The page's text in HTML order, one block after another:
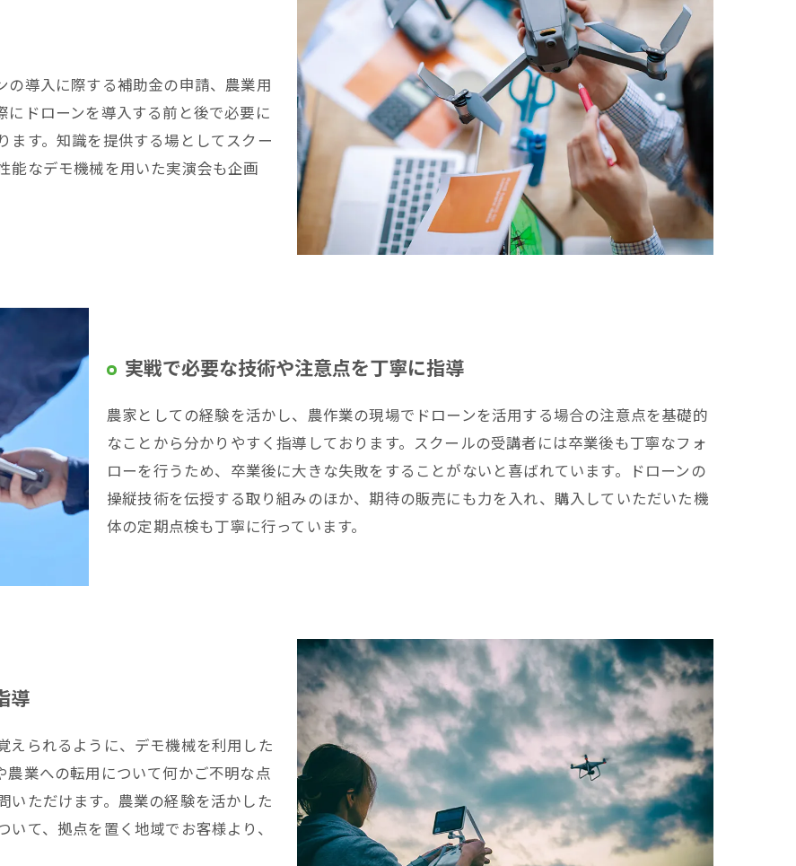
の導入に際する補助金の申請、農業用
にドローンを導入する前と後で必要に
ます。知識を提供する場としてスクー
能なデモ機械を用いた実演会も企画
実戦で必要な技術や注意点を丁寧に指導
農家としての経験を活かし、農作業の現場でドローンを活用する場合の注意点を基礎的
なことから分かりやすく指導しております。スクールの受講者には卒業後も丁寧なフォ
ローを行うため、卒業後に大きな失敗をすることがないと喜ばれています。ドローンの
操縦技術を伝授する取り組みのほか、期待の販売にも力を入れ、購入していただいた機
体の定期点検も丁寧に行っています。
導
えられるように、デモ機械を利用した
農業への転用について何かご不明な点
いただけます。農業の経験を活かした
て、拠点を置く地域でお客様より、